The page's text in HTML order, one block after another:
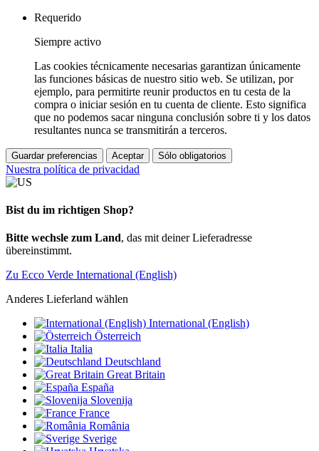
Requerido
Siempre activo
Las cookies técnicamente necesarias garantizan únicamente
las funciones básicas de nuestro sitio web. Se utilizan, por
ejemplo, para permitirte reunir productos en tu cesta de la
compra o iniciar sesión en tu cuenta de cliente. Esto significa
que no podemos sacar ninguna conclusión sobre ti y los datos
resultantes nunca se transmitirán a terceros.
Guardar preferencias Aceptar Sólo obligatorios
Nuestra política de privacidad
Bist du im richtigen Shop?
Bitte wechsle zum Land, das mit deiner Lieferadresse
übereinstimmt.
Zu Ecco Verde International (English)
Anderes Lieferland wählen
International (English)
Österreich
Italia
Deutschland
Great Britain
España
Slovenija
France
România
Sverige